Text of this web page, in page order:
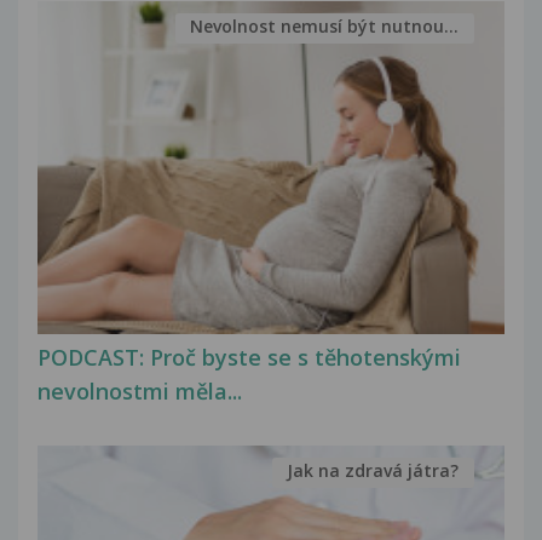
PODCAST: Proč byste se s těhotenskými
nevolnostmi měla...
Nevolnost nemusí být nutnou...
Jak na zdravá játra?